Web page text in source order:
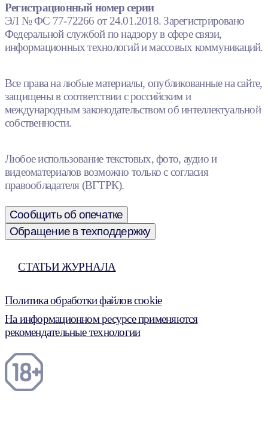
Регистрационный номер серии
ЭЛ № ФС 77-72266 от 24.01.2018. Зарегистрировано
Федеральной службой по надзору в сфере связи,
информационных технологий и массовых коммуникаций.
Все права на любые материалы, опубликованные на сайте,
защищены в соответствии с российским и
международным законодательством об интеллектуальной
собственности.
Любое использование текстовых, фото, аудио и
видеоматериалов возможно только с согласия
правообладателя (ВГТРК).
Сообщить об опечатке
Обращение в техподдержку
СТАТЬИ ЖУРНАЛА
Политика обработки файлов cookie
На информационном ресурсе применяются
рекомендательные технологии